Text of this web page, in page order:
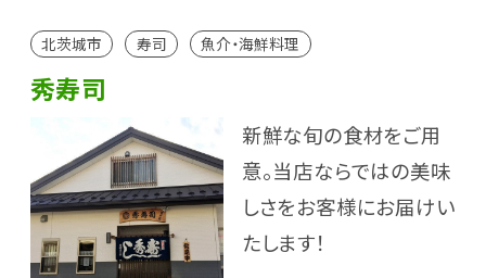
北茨城市 寿司 魚介・海鮮料理
秀寿司
新鮮な旬の食材をご用
意。当店ならではの美味
しさをお客様にお届けい
たします！